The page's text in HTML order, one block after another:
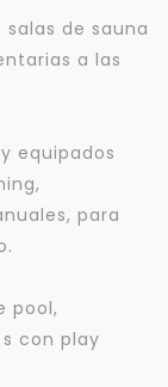
de sauna
a las
equipados
para
pool,
con play